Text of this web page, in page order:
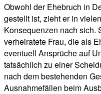
Obwohl der Ehebruch in
gestellt ist, zieht er in
Konsequenzen nach sich.
verheiratete Frau, die als
eventuell Ansprüche auf
tatsächlich zu einer
nach dem bestehenden
Ausnahmefällen beim